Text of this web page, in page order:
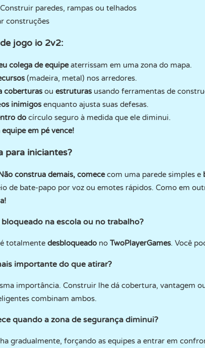
paredes, rampas ou telhados
construções
jogo io 2v2:
colega de equipeaterrissam em uma zona do mapa.
(madeira, metal) nos arredores.
coberturasou estruturasusando ferramentas de
os inimigosenquanto ajusta suas defesas.
do círculo seguro à medida que ele diminui.
em pé vence!
para iniciantes?
construa demais, comececom uma parede simples e
de bate-papo por voz ou emotes rápidos. Como em
bloqueado na escola ou no trabalho?
totalmente desbloqueado no TwoPlayerGames. Você
importante do que atirar?
importância. Construir lhe dá cobertura, vantagem
combinam ambos.
quando a zona de segurança diminui?
gradualmente, forçando as equipes a entrar em